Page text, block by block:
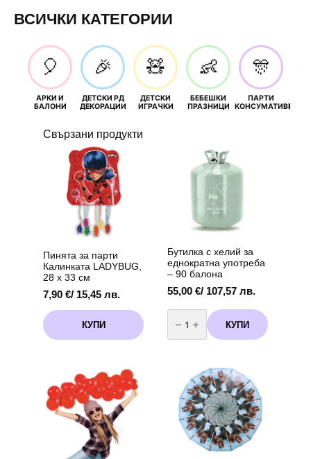
ВСИЧКИ КАТЕГОРИИ
🎈
АРКИ И
БАЛОНИ
🎉
ДЕТСКИ РД
ДЕКОРАЦИИ
🧸
ДЕТСКИ
ИГРАЧКИ
👶
БЕБЕШКИ
ПРАЗНИЦИ
🎊
ПАРТИ
КОНСУМАТИВИ
Свързани продукти
Пинята за парти
Калинката LADYBUG,
28 х 33 см
7,90 €/ 15,45 лв.
КУПИ
Бутилка с хелий за
еднократна употреба
– 90 балона
55,00 €/ 107,57 лв.
количество
за
Бутилка
с
еднократна
употреба
балона
КУПИ